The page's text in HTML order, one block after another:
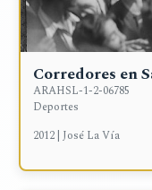
Corredores en
ARAHSL-1-2-06785
Deportes
2012 | José La Vía